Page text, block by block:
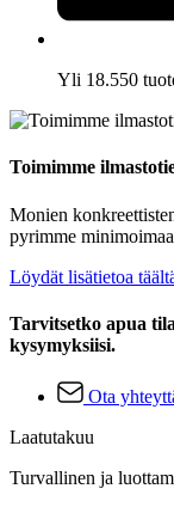
Yli 18.550
Toimimme
Monien
pyrimme
Löydät lisätietoa
Tarvitsetko apua
kysymyksiisi.
Ota
Laatutakuu
Turvallinen ja